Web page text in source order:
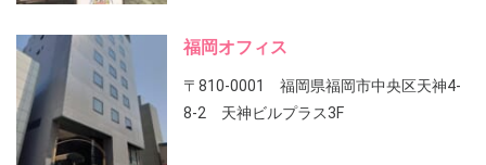
福岡オフィス
〒810-0001 福岡県福岡市中央区天神4-
8-2 天神ビルプラス3F